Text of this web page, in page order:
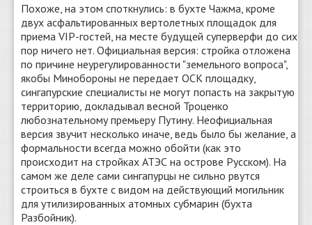
Похоже, на этом споткнулись: в бухте Чажма, кроме
двух асфальтированных вертолетных площадок для
приема VIP-гостей, на месте будущей суперверфи до сих
пор ничего нет. Официальная версия: стройка отложена
по причине неурегулированности "земельного вопроса",
якобы Минобороны не передает ОСК площадку,
сингапурские специалисты не могут попасть на закрытую
территорию, докладывал весной Троценко
любознательному премьеру Путину. Неофициальная
версия звучит несколько иначе, ведь было бы желание, а
формальности всегда можно обойти (как это
происходит на стройках АТЭС на острове Русском). На
самом же деле сами сингапурцы не сильно рвутся
строиться в бухте с видом на действующий могильник
для утилизированных атомных субмарин (бухта
Разбойник).